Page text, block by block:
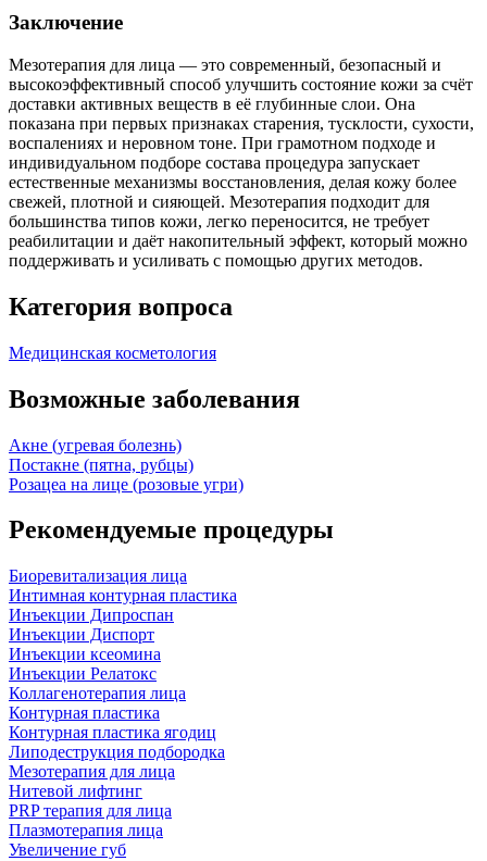
Заключение
Мезотерапия для лица — это современный, безопасный и
высокоэффективный способ улучшить состояние кожи за счёт
доставки активных веществ в её глубинные слои. Она
показана при первых признаках старения, тусклости, сухости,
воспалениях и неровном тоне. При грамотном подходе и
индивидуальном подборе состава процедура запускает
естественные механизмы восстановления, делая кожу более
свежей, плотной и сияющей. Мезотерапия подходит для
большинства типов кожи, легко переносится, не требует
реабилитации и даёт накопительный эффект, который можно
поддерживать и усиливать с помощью других методов.
Категория вопроса
Медицинская косметология
Возможные заболевания
Акне (угревая болезнь)
Постакне (пятна, рубцы)
Розацеа на лице (розовые угри)
Рекомендуемые процедуры
Биоревитализация лица
Интимная контурная пластика
Инъекции Дипроспан
Инъекции Диспорт
Инъекции ксеомина
Инъекции Релатокс
Коллагенотерапия лица
Контурная пластика
Контурная пластика ягодиц
Липодеструкция подбородка
Мезотерапия для лица
Нитевой лифтинг
PRP терапия для лица
Плазмотерапия лица
Увеличение губ